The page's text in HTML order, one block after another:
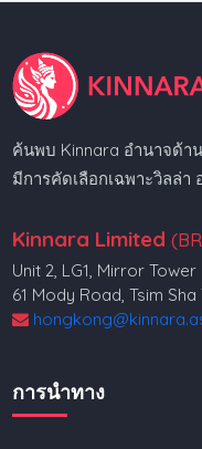
ค้นพบ Kinnara อำนาจด้า
มีการคัดเลือกเฉพาะวิลล่
Kinnara Limited
Unit 2, LG1, Mirror Tower
61 Mody Road, Tsim
การนำทาง